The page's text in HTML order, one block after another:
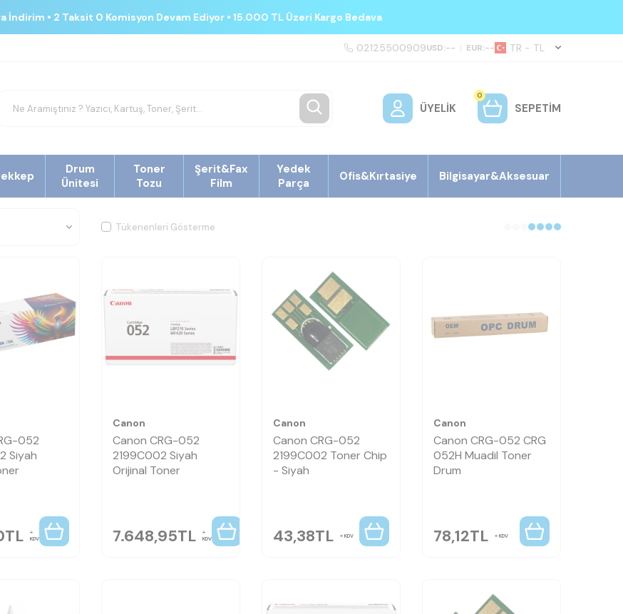
İndirim • 2 Taksit 0 Komisyon Devam Ediyor • 15.000 TL Üzeri Kargo Bedava
02125500909USD:-- | EUR:-- TR − TL
ÜYELIK
0
SEPETIM
Drum
Ünitesi
Toner
Tozu
Şerit&Fax
Film
Yedek
Parça
Ofis&Kırtasiye Bilgisayar&Aksesuar
Tükenenleri Gösterme
052
Siyah
TL KDV
Canon
Canon CRG-052
2199C002 Siyah
Orijinal Toner
7.648,95TL KDV
Canon
Canon CRG-052
2199C002 Toner Chip
- Siyah
43,38TL KDV
Canon
Canon CRG-052 CRG
052H Muadil Toner
Drum
78,12TL KDV